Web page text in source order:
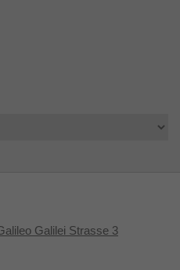
Galilei Strasse 3